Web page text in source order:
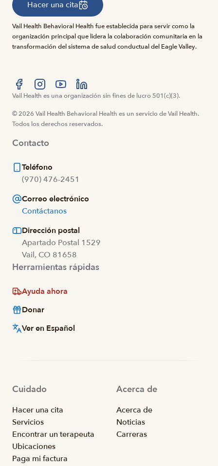
Hacer una cita
Vail Health Behavioral Health fue establecida para servir como la
organización principal que lidera la colaboración comunitaria en la
transformación del sistema de salud conductual del Eagle Valley.
Visítanos en Facebook
Visítanos en Instagram
Visítanos en YouTube
Visítanos en LinkedIn
Vail Health es una organización sin fines de lucro 501(c)(3).
© 2026 Vail Health Behavioral Health es un servicio de Vail Health.
Todos los derechos reservados.
Contacto
Teléfono
(970) 476-2451
Correo electrónico
Contáctanos
Dirección postal
Apartado Postal 1529
Vail, CO 81658
Herramientas rápidas
Ayuda ahora
Donar
Ver en Español
Cuidado
Hacer una cita
Servicios
Encontrar un terapeuta
Ubicaciones
Paga mi factura
Acerca de
Acerca de
Noticias
Carreras